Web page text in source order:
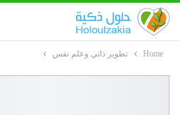
Home تطوير ذاتي وعلم نفس